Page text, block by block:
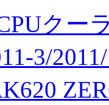
クー
3/